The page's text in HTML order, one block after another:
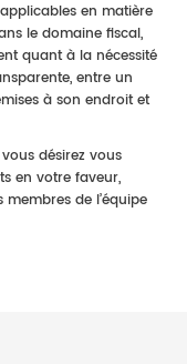
en matière
le domaine fiscal,
quant à la nécessité
entre un
à son endroit et
désirez vous
en votre faveur,
membres de l’équipe